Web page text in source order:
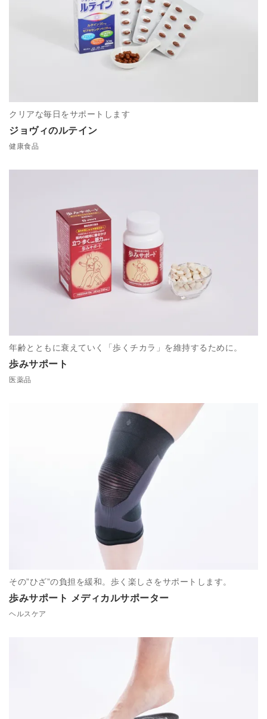
ジョヴィのルテイン
クリアな毎日をサポートします
健康食品
歩みサポート
年齢とともに衰えていく「歩くチカラ」を維持するために。
医薬品
歩みサポート メディカルサポーター
その”ひざ”の負担を緩和。歩く楽しさをサポートします。
ヘルスケア